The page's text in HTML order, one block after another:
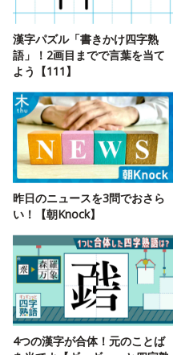
漢字パズル「書きかけ四字熟
語」！2画目までで言葉を当て
よう【111】
昨日のニュースを3問でおさら
い！【朝Knock】
4つの漢字が合体！元のことば